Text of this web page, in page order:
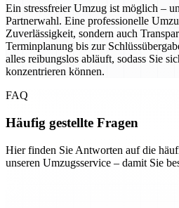
Ein stressfreier Umzug ist möglich –
Partnerwahl. Eine professionelle
Zuverlässigkeit, sondern auch
Terminplanung bis zur
alles reibungslos abläuft, sodass Sie
konzentrieren können.
FAQ
Häufig gestellte Fragen
Hier finden Sie Antworten auf die
unseren Umzugsservice – damit Sie